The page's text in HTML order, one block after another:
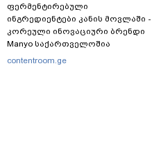
ფერმენტირებული
ინგრედიენტები კანის მოვლაში -
კორეული ინოვაციური ბრენდი
Manyo საქართველოშია
contentroom.ge